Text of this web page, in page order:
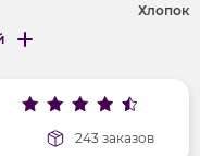
Хлопок
текстильный
длинные
243 заказов